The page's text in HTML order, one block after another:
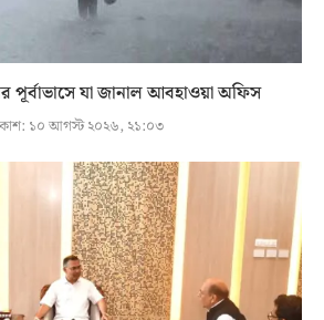
পূর্বাভাসে যা জানাল আবহাওয়া অফিস
১০ আগস্ট ২০২৬, ২১:০৩